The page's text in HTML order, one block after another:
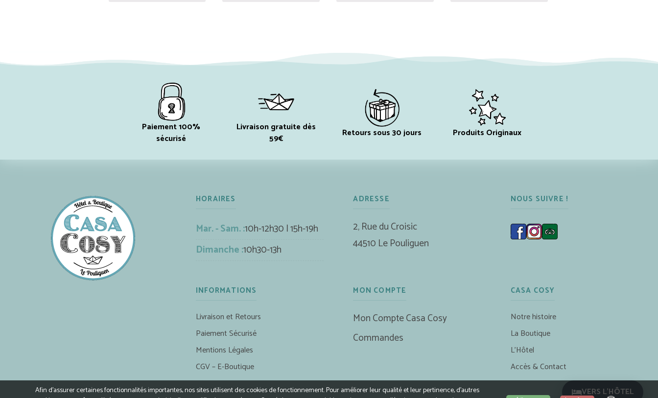
VERS L'HÔTEL
Paiement 100%
sécurisé
Livraison gratuite dès
59€
Retours sous 30 jours Produits Originaux
HORAIRES
Mar. - Sam. :10h-12h30 | 15h-19h
Dimanche :10h30-13h
ADRESSE
2, Rue du Croisic
44510 Le Pouliguen
NOUS SUIVRE !
INFORMATIONS
Livraison et Retours
Paiement Sécurisé
Mentions Légales
CGV – E-Boutique
MON COMPTE
Mon Compte Casa Cosy
Commandes
CASA COSY
Notre histoire
La Boutique
L’Hôtel
Accès & Contact
Afin d’assurer certaines fonctionnalités importantes, nos sites utilisent des cookies de fonctionnement. Pour améliorer leur qualité et leur pertinence, d’autres